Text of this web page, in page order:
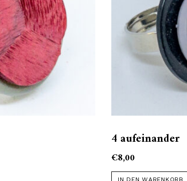
4 aufeinander
€8,00
IN DEN WARENKORB